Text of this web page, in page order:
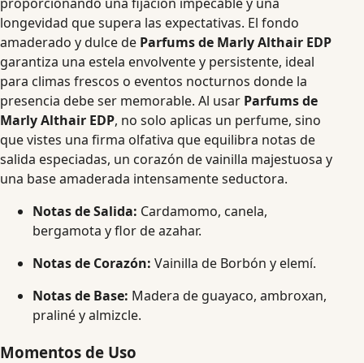
longevidad que supera las expectativas. El fondo
amaderado y dulce de Parfums de Marly Althair EDP
garantiza una estela envolvente y persistente, ideal
para climas frescos o eventos nocturnos donde la
presencia debe ser memorable. Al usar Parfums de
Marly Althair EDP, no solo aplicas un perfume, sino
que vistes una firma olfativa que equilibra notas de
salida especiadas, un corazón de vainilla majestuosa y
una base amaderada intensamente seductora.
Notas de Salida: Cardamomo, canela,
bergamota y flor de azahar.
Notas de Corazón: Vainilla de Borbón y elemí.
Notas de Base: Madera de guayaco, ambroxan,
praliné y almizcle.
Momentos de Uso